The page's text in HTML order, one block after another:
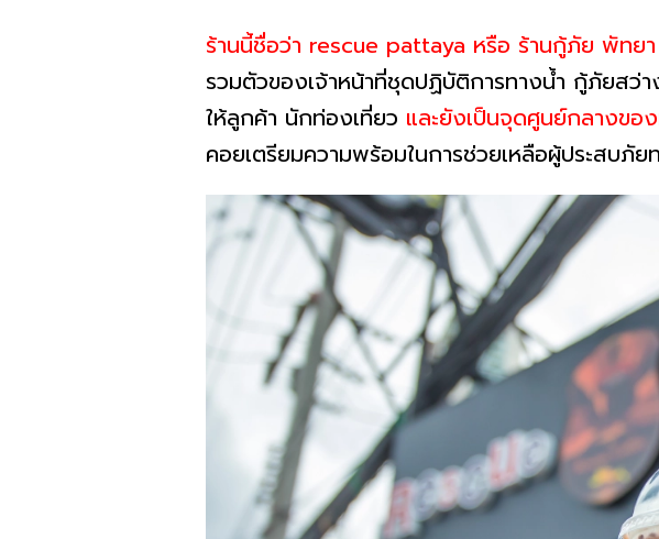
ร้านนี้ชื่อว่า rescue pattaya หรือ ร้านกู้ภัย พัทยา
รวมตัวของเจ้าหน้าที่ชุดปฏิบัติการทางน้ำ กู้ภัยส
ให้ลูกค้า นักท่องเที่ยว และยังเป็นจุดศูนย์กลางข
คอยเตรียมความพร้อมในการช่วยเหลือผู้ประสบภัย